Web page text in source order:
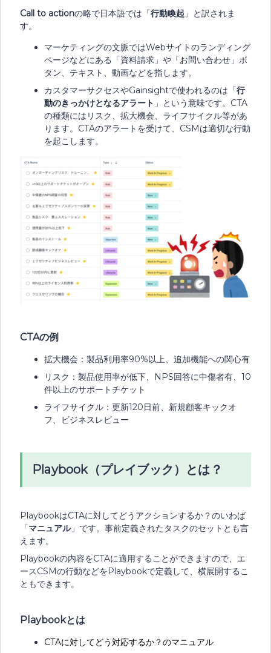
Call to actionの略で日本語では「行動喚起 」と訳されま
す。
マーケティングの文脈ではWebサイトのランディング
ページなどにある「資料請求」や「お問い合わせ」ボ
タン、テキスト、動画などを指します。
カスタマーサクセスやGainsightで使われるのは「行
動のきっかけとなるアラート 」という意味です。CTA
の種類にはリスク、拡大機会、ライフサイクル等があ
ります。CTAのアラートを受けて、CSMは適切な行動
を起こします。
CTAの例
拡大機会：製品利用率90%以上、追加機能への関心有
リスク：製品使用率が低下、NPS回答に中傷者有、10
件以上のサポートチケット
ライフサイクル：更新120日前、新規顧客キックオ
フ、ビジネスレビュー
Playbook（プレイブック）とは？
PlaybookはCTAに対してどうアクションするか？のいわば
「マニュアル」です。事前定義されたタスクのセットとも言
えます。
Playbookの内容をCTAに適用することができますので、エ
ースCSMの行動などをPlaybookで定義して、横展開するこ
ともできます。
Playbookとは
CTAに対してどう対応するか？のマニュアル